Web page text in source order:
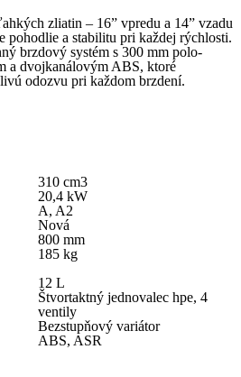
zliatin – 16” vpredu a 14” vzadu
pohodlie a stabilitu pri každej rýchlosti.
brzdový systém s 300 mm polo-
a dvojkanálovým ABS, ktoré
odozvu pri každom brzdení.
310 cm3
20,4 kW
A, A2
Nová
800 mm
185 kg
12 L
Štvortaktný jednovalec hpe, 4
ventily
Bezstupňový variátor
ABS, ASR